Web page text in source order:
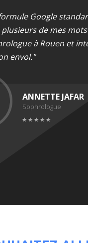
Google
de mes
à Rouen et
envol."
ANNETTE JAFAR
Sophrologue